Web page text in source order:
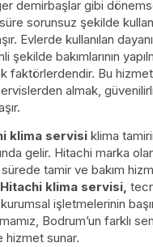
demirbaşlar gibi
sorunsuz şekilde
Evlerde kullanılan
şekilde bakımlarının
faktörlerdendir. Bu
almak,
klima servisi klima
gelir. Hitachi marka
sürede tamir ve bakım
klima servisi,
işletmelerinin
Bodrum’un farklı
hizmet sunar.